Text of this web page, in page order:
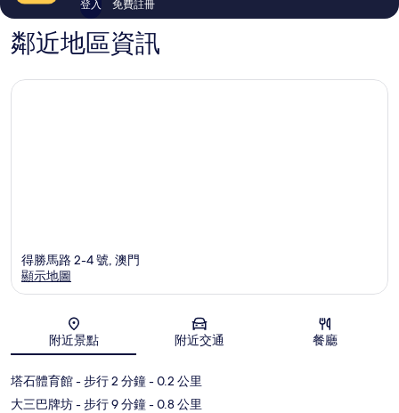
登入 免費註冊
鄰近地區資訊
地圖
得勝馬路 2-4 號, 澳門
顯示地圖
附近景點 附近交通 餐廳
塔石體育館- 步行 2 分鐘- 0.2 公里
大三巴牌坊- 步行 9 分鐘- 0.8 公里